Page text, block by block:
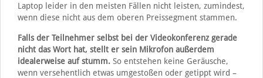
Laptop leider in den meisten Fällen nicht leisten, zumindest,
wenn diese nicht aus dem oberen Preissegment stammen.
Falls der Teilnehmer selbst bei der Videokonferenz gerade
nicht das Wort hat, stellt er sein Mikrofon außerdem
idealerweise auf stumm.So entstehen keine Geräusche,
wenn versehentlich etwas umgestoßen oder getippt wird –